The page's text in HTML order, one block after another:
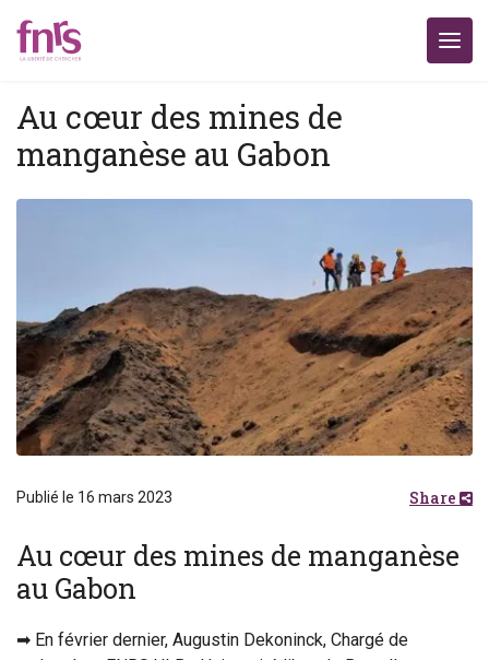
Au cœur des mines de
manganèse au Gabon
Publié le 16 mars 2023 Share
Au cœur des mines de manganèse
au Gabon
➡ En février dernier, Augustin Dekoninck, Chargé de